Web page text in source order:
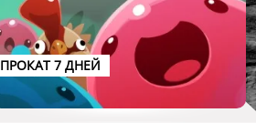
ПРОКАТ 7 ДНЕЙ